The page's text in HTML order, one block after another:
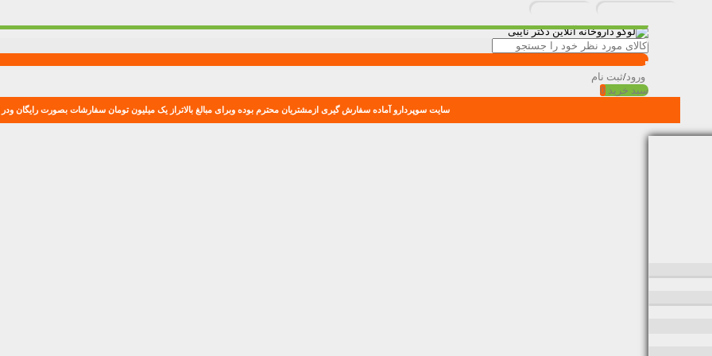
ورود/ثبت نام
سبد خرید 0
سایت سوپردارو آماده سفارش گیری ازمشتریان محترم بوده وبرای مبالغ بالاتراز یک میلیون تومان سفارشات بصورت رایگان